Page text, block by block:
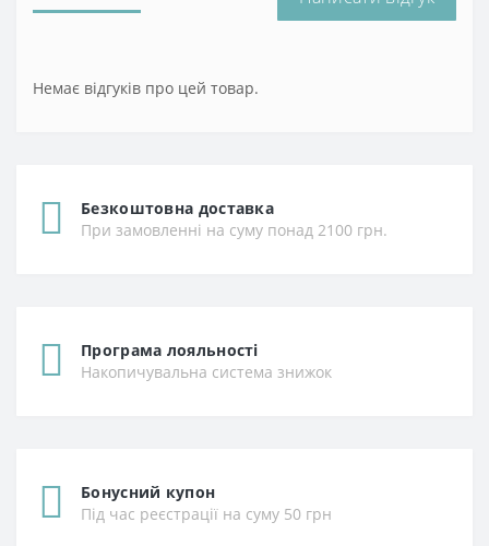
Немає відгуків про цей товар.
Безкоштовна доставка
При замовленні на суму понад 2100 грн.
Програма лояльності
Накопичувальна система знижок
Бонусний купон
Під час реєстрації на суму 50 грн